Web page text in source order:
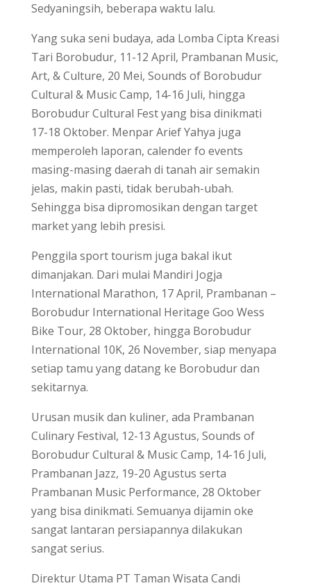
Sedyaningsih, beberapa waktu lalu.
Yang suka seni budaya, ada Lomba Cipta Kreasi
Tari Borobudur, 11-12 April, Prambanan Music,
Art, & Culture, 20 Mei, Sounds of Borobudur
Cultural & Music Camp, 14-16 Juli, hingga
Borobudur Cultural Fest yang bisa dinikmati
17-18 Oktober. Menpar Arief Yahya juga
memperoleh laporan, calender fo events
masing-masing daerah di tanah air semakin
jelas, makin pasti, tidak berubah-ubah.
Sehingga bisa dipromosikan dengan target
market yang lebih presisi.
Penggila sport tourism juga bakal ikut
dimanjakan. Dari mulai Mandiri Jogja
International Marathon, 17 April, Prambanan –
Borobudur International Heritage Goo Wess
Bike Tour, 28 Oktober, hingga Borobudur
International 10K, 26 November, siap menyapa
setiap tamu yang datang ke Borobudur dan
sekitarnya.
Urusan musik dan kuliner, ada Prambanan
Culinary Festival, 12-13 Agustus, Sounds of
Borobudur Cultural & Music Camp, 14-16 Juli,
Prambanan Jazz, 19-20 Agustus serta
Prambanan Music Performance, 28 Oktober
yang bisa dinikmati. Semuanya dijamin oke
sangat lantaran persiapannya dilakukan
sangat serius.
Direktur Utama PT Taman Wisata Candi